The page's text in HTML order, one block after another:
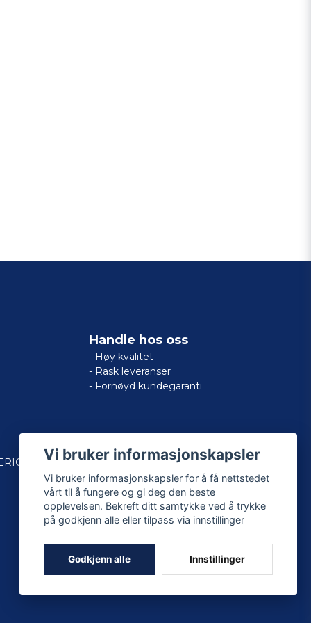
Handle hos oss
- Høy kvalitet
- Rask leveranser
- Fornøyd kundegaranti
Vi bruker informasjonskapsler
Vi bruker informasjonskapsler for å få nettstedet
vårt til å fungere og gi deg den beste
opplevelsen. Bekreft ditt samtykke ved å trykke
på godkjenn alle eller tilpass via innstillinger
Godkjenn alle Innstillinger